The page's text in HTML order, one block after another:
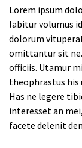
Lorem ipsum
labitur volumus
dolorum
omittantur sit ne.
officiis. Utamur
theophrastus his
Has ne legere
interesset an
facete delenit